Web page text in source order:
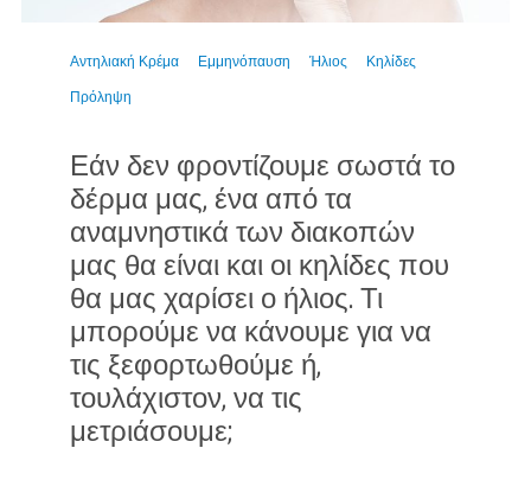
Αντηλιακή Κρέμα Εμμηνόπαυση Ήλιος Κηλίδες
Πρόληψη
Εάν δεν φροντίζουμε σωστά το
δέρμα μας, ένα από τα
αναμνηστικά των διακοπών
μας θα είναι και οι κηλίδες που
θα μας χαρίσει ο ήλιος. Τι
μπορούμε να κάνουμε για να
τις ξεφορτωθούμε ή,
τουλάχιστον, να τις
μετριάσουμε;